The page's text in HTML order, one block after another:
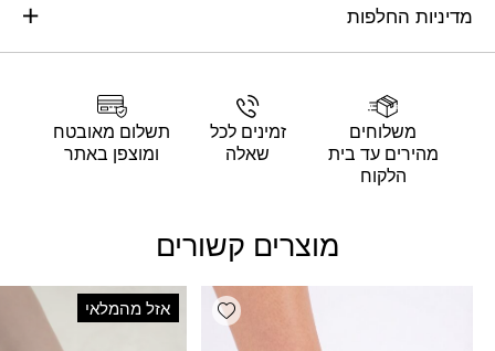
מדיניות החלפות
משלוחים
מהירים עד בית
הלקוח
זמינים לכל
שאלה
תשלום מאובטח
ומוצפן באתר
מוצרים קשורים
Add wishlistאזל מהמלאי